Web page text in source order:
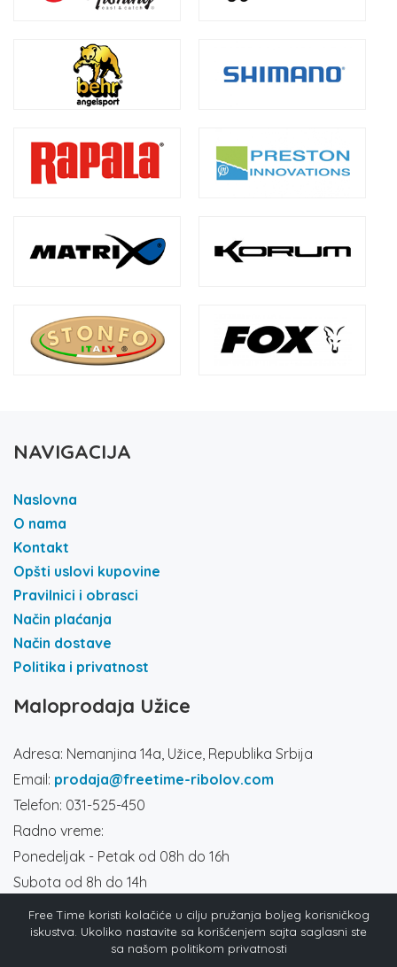
NAVIGACIJA
Naslovna
O nama
Kontakt
Opšti uslovi kupovine
Pravilnici i obrasci
Način plaćanja
Način dostave
Politika i privatnost
Maloprodaja Užice
Adresa: Nemanjina 14a, Užice, Republika Srbija
Email: prodaja@freetime-ribolov.com
Telefon: 031-525-450
Radno vreme:
Ponedeljak - Petak od 08h do 16h
Subota od 8h do 14h
Društvene mreže
Free Time koristi kolačiće u cilju pružanja boljeg korisničkog
iskustva. Ukoliko nastavite sa korišćenjem sajta saglasni ste
sa našom politikom privatnosti